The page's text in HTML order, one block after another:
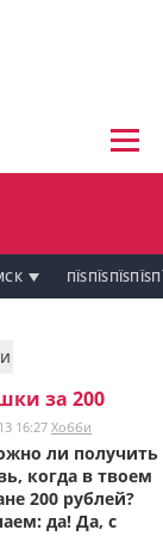
за 200
16:27 Хобби
ли получить
когда в твоем
200 рублей?
да! Да, с